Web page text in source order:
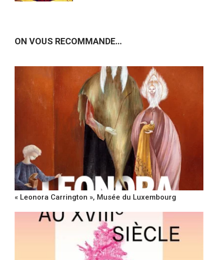
ON VOUS RECOMMANDE…
« Leonora Carrington », Musée du Luxembourg